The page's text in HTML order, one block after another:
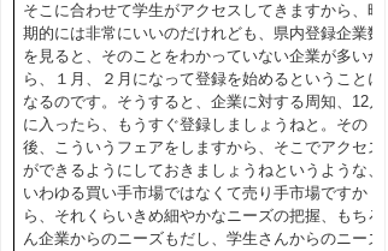
そこに合わせて学生がアクセスしてきますから、時
期的には非常にいいのだけれども、県内登録企業数
を見ると、そのことをわかっていない企業が多いか
ら、１月、２月になって登録を始めるということに
なるのです。そうすると、企業に対する周知、12月
に入ったら、もうすぐ登録しましょうねと。その
後、こういうフェアをしますから、そこでアクセス
ができるようにしておきましょうねというような、
いわゆる買い手市場ではなくて売り手市場ですか
ら、それくらいきめ細やかなニーズの把握、もちろ
ん企業からのニーズもだし、学生さんからのニーズ